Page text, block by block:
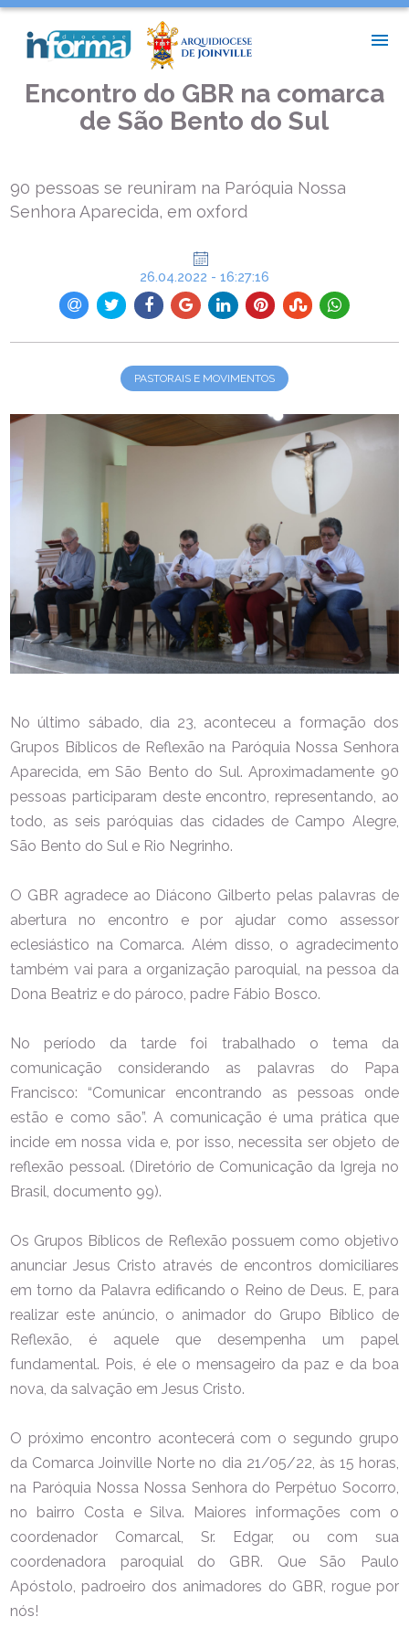
ENCONTRO DO GBR NA COMARCA DE SÃO BENTO DO SUL
Encontro do GBR na comarca
de São Bento do Sul
90 pessoas se reuniram na Paróquia Nossa
Senhora Aparecida, em oxford
26.04.2022 - 16:27:16
PASTORAIS E MOVIMENTOS
No último sábado, dia 23, aconteceu a formação dos
Grupos Bíblicos de Reflexão na Paróquia Nossa Senhora
Aparecida, em São Bento do Sul. Aproximadamente 90
pessoas participaram deste encontro, representando, ao
todo, as seis paróquias das cidades de Campo Alegre,
São Bento do Sul e Rio Negrinho.
O GBR agradece ao Diácono Gilberto pelas palavras de
abertura no encontro e por ajudar como assessor
eclesiástico na Comarca. Além disso, o agradecimento
também vai para a organização paroquial, na pessoa da
Dona Beatriz e do pároco, padre Fábio Bosco.
No período da tarde foi trabalhado o tema da
comunicação considerando as palavras do Papa
Francisco: “Comunicar encontrando as pessoas onde
estão e como são”. A comunicação é uma prática que
incide em nossa vida e, por isso, necessita ser objeto de
reflexão pessoal. (Diretório de Comunicação da Igreja no
Brasil, documento 99).
Os Grupos Bíblicos de Reflexão possuem como objetivo
anunciar Jesus Cristo através de encontros domiciliares
em torno da Palavra edificando o Reino de Deus. E, para
realizar este anúncio, o animador do Grupo Bíblico de
Reflexão, é aquele que desempenha um papel
fundamental. Pois, é ele o mensageiro da paz e da boa
nova, da salvação em Jesus Cristo.
O próximo encontro acontecerá com o segundo grupo
da Comarca Joinville Norte no dia 21/05/22, às 15 horas,
na Paróquia Nossa Nossa Senhora do Perpétuo Socorro,
no bairro Costa e Silva. Maiores informações com o
coordenador Comarcal, Sr. Edgar, ou com sua
coordenadora paroquial do GBR. Que São Paulo
Apóstolo, padroeiro dos animadores do GBR, rogue por
nós!